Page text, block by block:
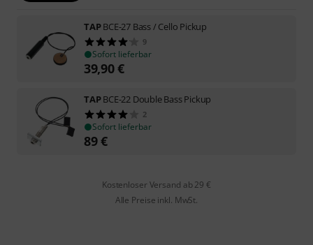
TAPBCE-27 Bass / Cello Pickup
9
Sofort lieferbar
39,90€
TAPBCE-22 Double Bass Pickup
2
Sofort lieferbar
89€
Kostenloser Versand ab 29 €
Alle Preise inkl. MwSt.